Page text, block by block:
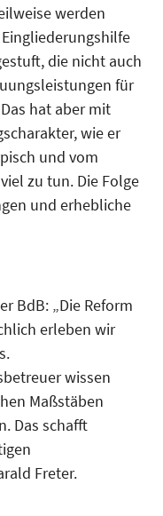
werden
die nicht auch
für
hat aber mit
wie er
und vom
zu tun. Die Folge
und erhebliche
BdB: „Die Reform
erleben wir
wissen
Maßstäben
Das schafft
Freter.